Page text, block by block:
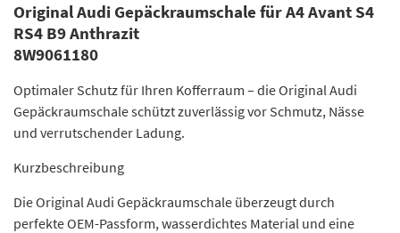
Original Audi Gepäckraumschale für A4 Avant S4
RS4 B9 Anthrazit
8W9061180
Optimaler Schutz für Ihren Kofferraum – die Original Audi
Gepäckraumschale schützt zuverlässig vor Schmutz, Nässe
und verrutschender Ladung.
Kurzbeschreibung
Die Original Audi Gepäckraumschale überzeugt durch
perfekte OEM-Passform, wasserdichtes Material und eine